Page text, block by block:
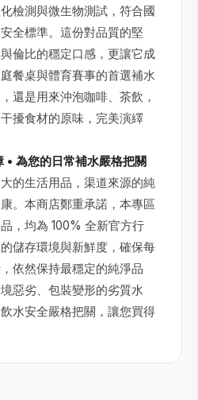
檢測與微生物測試，符合國
全標準。這份對品質的堅
倫比的穩定口感，更讓它成
餐桌與體育賽事的首選補水
還是用來沖泡咖啡、茶飲，
擾食材的原味，完美演繹
為您的日常補水嚴格把關
的生活用品，渠道來源的純
。本商店鄭重承諾，本專區
，均為 100% 全新官方行
儲存環境與新鮮度，確保每
依然保持最穩定的純淨品
惡劣、包裝變形的劣質水
水安全嚴格把關，讓您買得